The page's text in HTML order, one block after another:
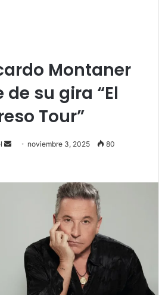
Montaner
su gira “El
Tour”
Send noviembre 3, 2025 80